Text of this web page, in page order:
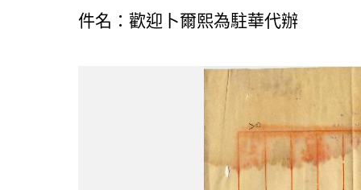
件名：歡迎卜爾熙為駐華代辦